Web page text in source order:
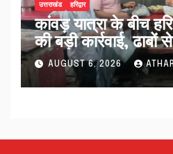
उत्तराखंड हरिद्वार
कांवड़ यात्रा के बीच
की बड़ी कार्रवाई, ढाबों
नमूने…
AUGUST 6, 2026